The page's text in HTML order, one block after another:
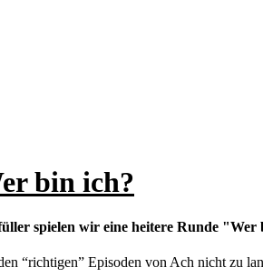
bin ich?
spielen wir eine heitere Runde "Wer
“richtigen” Episoden von Ach nicht zu